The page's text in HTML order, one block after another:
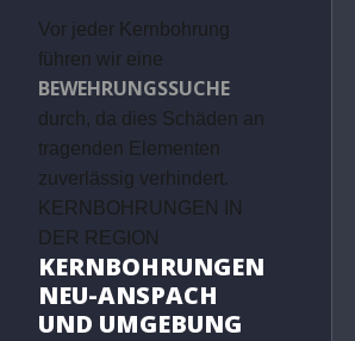
Vor jeder Kernbohrung
führen wir eine
BEWEHRUNGSSUCHE
durch, da dies Schäden an
tragenden Elementen
zuverlässig verhindert.
KERNBOHRUNGEN IN
DER REGION
KERNBOHRUNGEN
NEU-ANSPACH
UND UMGEBUNG